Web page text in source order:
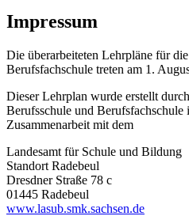
Impressum
Die überarbeiteten Lehrpläne für
Berufsfachschule treten am 1.
Dieser Lehrplan wurde erstellt
Berufsschule und Berufsfachschule
Zusammenarbeit mit dem
Landesamt für Schule und Bildung
Standort Radebeul
Dresdner Straße 78 c
01445 Radebeul
www.lasub.smk.sachsen.de